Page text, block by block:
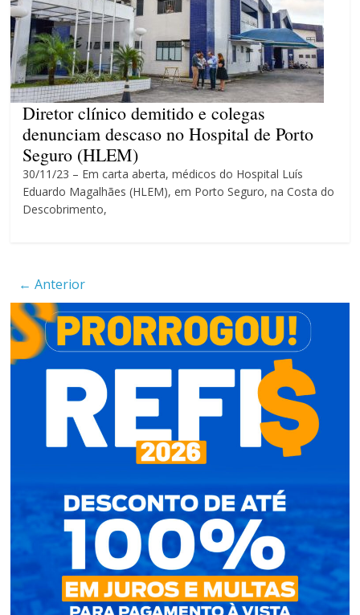
Ministro do STF André
Mendonça precisa explicar
dúvidas no ar
Diretor clínico demitido e colegas
denunciam descaso no Hospital de Porto
Seguro (HLEM)
30/11/23 – Em carta aberta, médicos do Hospital Luís
Eduardo Magalhães (HLEM), em Porto Seguro, na Costa do
Descobrimento,
← Anterior